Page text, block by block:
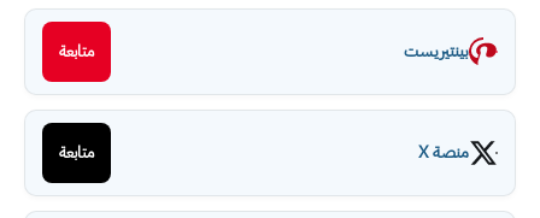
بينتيريست متابعة
منصة X متابعة